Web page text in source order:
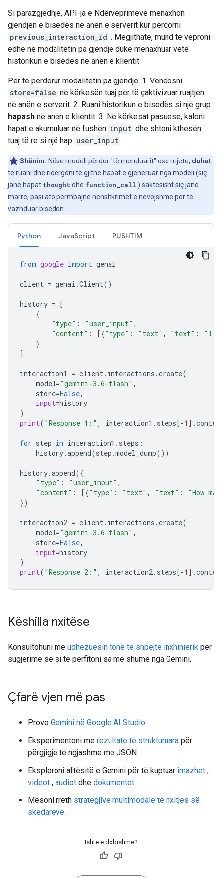
Si parazgjedhje, API-ja e Ndërveprimeve menaxhon
gjendjen e bisedës në anën e serverit kur përdorni
previous_interaction_id . Megjithatë, mund të veproni
edhe në modalitetin pa gjendje duke menaxhuar vetë
historikun e bisedës në anën e klientit.
Për të përdorur modalitetin pa gjendje: 1. Vendosni
store=false në kërkesën tuaj për të çaktivizuar ruajtjen
në anën e serverit. 2. Ruani historikun e bisedës si një grup
hapash në anën e klientit. 3. Në kërkesat pasuese, kaloni
hapat e akumuluar në fushën input dhe shtoni kthesën
tuaj të re si një hap user_input .
Shënim: Nëse modeli përdor "të menduarit" ose mjete, duhet
të ruani dhe ridërgoni të gjithë hapat e gjeneruar nga modeli (siç
janë hapat thought dhe function_call ) saktësisht siç janë
marrë, pasi ato përmbajnë nënshkrimet e nevojshme për të
vazhduar bisedën.
Python JavaScript PUSHTIM
from google import genai
client = genai .Client()
history = [
{
"type" : "user_input" ,
"content" : [{"type" : "text" , "text" :
"I
}
]
interaction1 = client. interactions .create(
model="gemini-3.6-flash" ,
store=False,
input=history
)
print( "Response 1:" , interaction1 . steps[-1 ] .
for step in interaction1 . steps :
history.append(step .model_dump())
history.append({
"type" : "user_input" ,
"content" : [{"type" : "text" , "text" :
"How
})
interaction2 = client. interactions .create(
model="gemini-3.6-flash" ,
store=False,
input=history
)
print( "Response 2:" , interaction2. steps[-1 ] .
Këshilla nxitëse
Konsultohuni me udhëzuesin tonë të shpejtë inxhinierik për
sugjerime se si të përfitoni sa më shumë nga Gemini.
Çfarë vjen më pas
Provo Gemini në Google AI Studio .
Eksperimentoni me rezultate të strukturuara për
përgjigje të ngjashme me JSON.
Eksploroni aftësitë e Gemini për të kuptuar imazhet ,
videot , audiot dhe dokumentet .
Mësoni rreth strategjive multimodale të nxitjes së
skedarëve .
Ishte e dobishme?